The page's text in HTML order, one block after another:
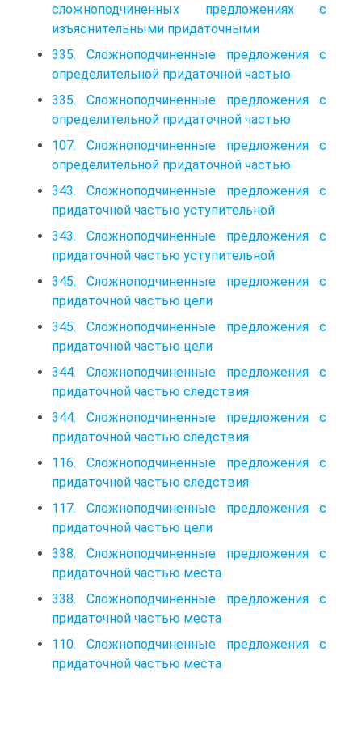
сложноподчиненных предложениях с
изъяснительными придаточными
335. Сложноподчиненные предложения с
определительной придаточной частью
335. Сложноподчиненные предложения с
определительной придаточной частью
107. Сложноподчиненные предложения с
определительной придаточной частью
343. Сложноподчиненные предложения с
придаточной частью уступительной
343. Сложноподчиненные предложения с
придаточной частью уступительной
345. Сложноподчиненные предложения с
придаточной частью цели
345. Сложноподчиненные предложения с
придаточной частью цели
344. Сложноподчиненные предложения с
придаточной частью следствия
344. Сложноподчиненные предложения с
придаточной частью следствия
116. Сложноподчиненные предложения с
придаточной частью следствия
117. Сложноподчиненные предложения с
придаточной частью цели
338. Сложноподчиненные предложения с
придаточной частью места
338. Сложноподчиненные предложения с
придаточной частью места
110. Сложноподчиненные предложения с
придаточной частью места